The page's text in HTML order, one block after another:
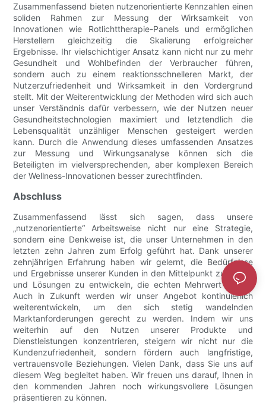
Zusammenfassend bieten nutzenorientierte Kennzahlen einen
soliden Rahmen zur Messung der Wirksamkeit von
Innovationen wie Rotlichttherapie-Panels und ermöglichen
Herstellern gleichzeitig die Skalierung erfolgreicher
Ergebnisse. Ihr vielschichtiger Ansatz kann nicht nur zu mehr
Gesundheit und Wohlbefinden der Verbraucher führen,
sondern auch zu einem reaktionsschnelleren Markt, der
Nutzerzufriedenheit und Wirksamkeit in den Vordergrund
stellt. Mit der Weiterentwicklung der Methoden wird sich auch
unser Verständnis dafür verbessern, wie der Nutzen neuer
Gesundheitstechnologien maximiert und letztendlich die
Lebensqualität unzähliger Menschen gesteigert werden
kann. Durch die Anwendung dieses umfassenden Ansatzes
zur Messung und Wirkungsanalyse können sich die
Beteiligten im vielversprechenden, aber komplexen Bereich
der Wellness-Innovationen besser zurechtfinden.
Abschluss
Zusammenfassend lässt sich sagen, dass unsere
„nutzenorientierte“ Arbeitsweise nicht nur eine Strategie,
sondern eine Denkweise ist, die unser Unternehmen in den
letzten zehn Jahren zum Erfolg geführt hat. Dank unserer
zehnjährigen Erfahrung haben wir gelernt, die Bedürfnisse
und Ergebnisse unserer Kunden in den Mittelpunkt zu stellen
und Lösungen zu entwickeln, die echten Mehrwert bieten.
Auch in Zukunft werden wir unser Angebot kontinuierlich
weiterentwickeln, um den sich stetig wandelnden
Marktanforderungen gerecht zu werden. Indem wir uns
weiterhin auf den Nutzen unserer Produkte und
Dienstleistungen konzentrieren, steigern wir nicht nur die
Kundenzufriedenheit, sondern fördern auch langfristige,
vertrauensvolle Beziehungen. Vielen Dank, dass Sie uns auf
diesem Weg begleitet haben. Wir freuen uns darauf, Ihnen in
den kommenden Jahren noch wirkungsvollere Lösungen
präsentieren zu können.